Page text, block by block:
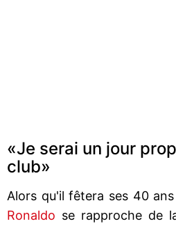
«Je serai un jour
club»
Alors qu'il fêtera ses 40
Ronaldo se rapproche de